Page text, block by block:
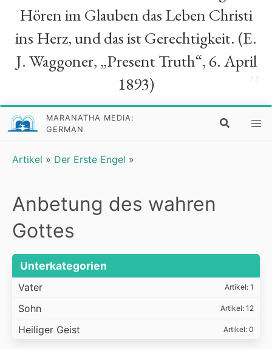
Hören im Glauben das Leben Christi
ins Herz, und das ist Gerechtigkeit. (E.
J. Waggoner, „Present Truth“, 6. April
1893)
MARANATHA MEDIA:
GERMAN
Artikel » Der Erste Engel »
Anbetung des wahren
Gottes
Unterkategorien
Vater Artikel: 1
Sohn Artikel: 12
Heiliger Geist Artikel: 0